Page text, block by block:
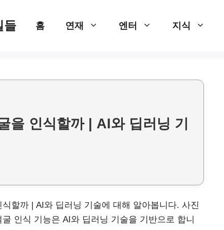
들 홈 연재 엔터 지식
을 인식할까 | AI와 딥러닝 기
할까 | AI와 딥러닝 기술에 대해 알아봅니다. 사진
인식 기능은 AI와 딥러닝 기술을 기반으로 합니